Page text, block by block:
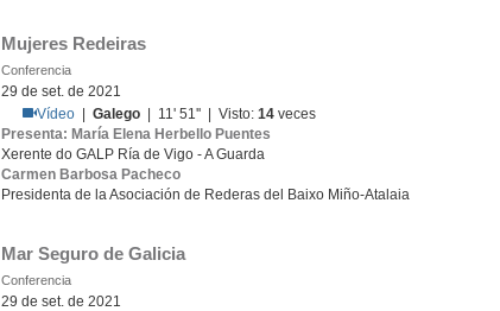
Mujeres Redeiras
Conferencia
29 de set. de 2021
Vídeo |Galego | 11' 51'' | Visto:14 veces
Presenta: María Elena Herbello Puentes
Xerente do GALP Ría de Vigo - A Guarda
Carmen Barbosa Pacheco
Presidenta de la Asociación de Rederas del Baixo Miño-Atalaia
Mar Seguro de Galicia
Conferencia
29 de set. de 2021